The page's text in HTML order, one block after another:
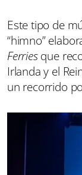
Este tipo de
“himno”
Ferriesque
Irlanda y el
un recorrido